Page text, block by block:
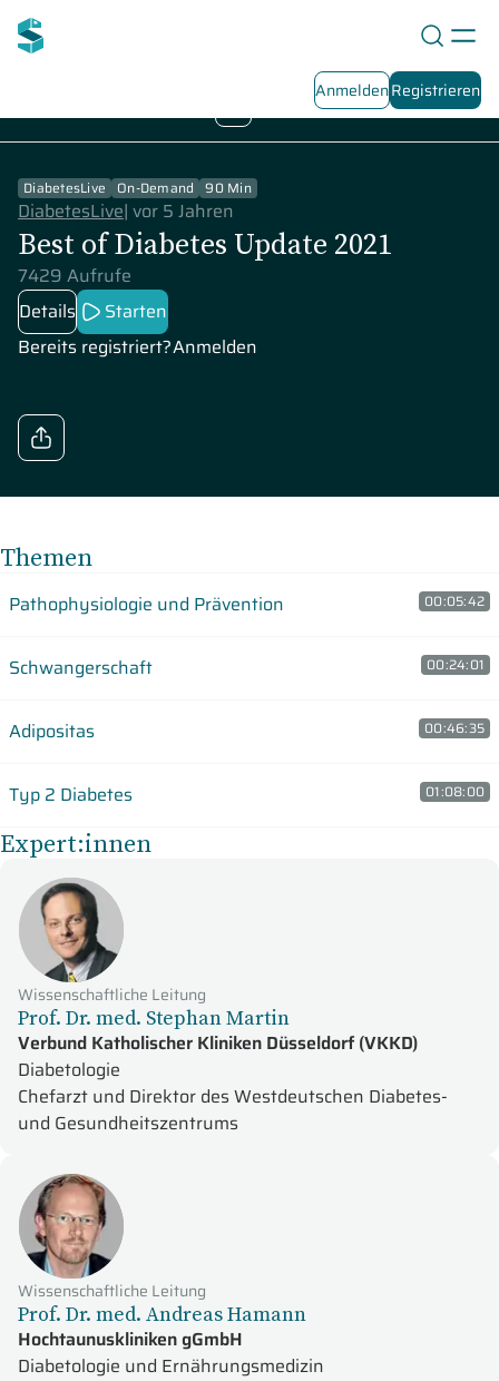
AnmeldenRegistrieren
DiabetesLive On-Demand 90 Min
DiabetesLive| vor 5 Jahren
Best of Diabetes Update 2021
7429 Aufrufe
Details
Starten
Bereits registriert?Anmelden
Themen
Pathophysiologie und Prävention 00:05:42
Schwangerschaft 00:24:01
Adipositas 00:46:35
Typ 2 Diabetes 01:08:00
Expert:innen
Wissenschaftliche Leitung
Prof. Dr. med. Stephan Martin
Verbund Katholischer Kliniken Düsseldorf (VKKD)
Diabetologie
Chefarzt und Direktor des Westdeutschen Diabetes-
und Gesundheitszentrums
Wissenschaftliche Leitung
Prof. Dr. med. Andreas Hamann
Hochtaunuskliniken gGmbH
Diabetologie und Ernährungsmedizin